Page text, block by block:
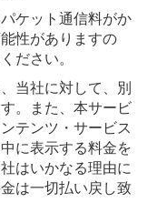
ケット通信料がか
性がありますの
ださい。
当社に対して、別
。また、本サービ
テンツ・サービス
に表示する料金を
はいかなる理由に
は一切払い戻し致